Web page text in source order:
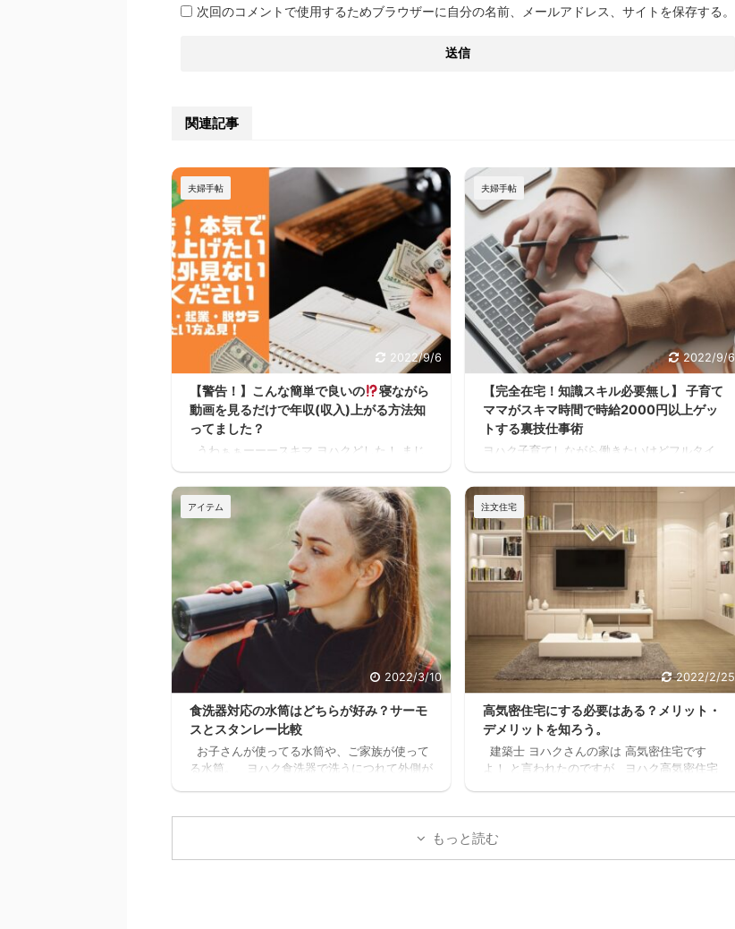
次回のコメントで使用するためブラウザーに自分の名前、メールアドレス、サイトを保存する。
関連記事
夫婦手帖
2022/9/6
【警告！】こんな簡単で良いの
寝ながら
動画を見るだけで年収(収入)上がる方法知
ってました？
うわぁぁーーースキマ ヨハクどした！ まじ
けば良かったーーー！スキマ ヨハクうるさい
なぁ。何の話？ 本当に無料で大丈夫か、何回
も確認したけど、間違いなく無料だったスキ
マ 11時間以上の無料セミナーが見れた上に、
どんどん、追加でセミナーが見れるんだけど
スキマ このセミナー、学生の頃に見たかった
なぁ これ見てたら、恐らく人生変わってたな
ぁスキマ 社会人になりたての時でも良かっ
た。 見てたらこんなに長く会社員やってなか
ったと思う。 もっと早くに独立して、 ...
夫婦手帖
2022/9/6
【完全在宅！知識スキル必要無し】 子育て
ママがスキマ時間で時給2000円以上ゲッ
トする裏技仕事術
ヨハク子育てしながら働きたいけどフルタイ
を建てる方には多いと思うんだよね。 住宅ロ
ーンが始まると支出が増えるし、老後の為に
も共働きの家庭が増えるよね・・・スキマ ヨ
ハク普通はパートに出たりして時給1,000円前
後の仕事を1日6時間位頑張って働いて、何と
か月10万位は稼げるかもしれないけど 肉体
的・精神的に疲労して夫婦喧嘩が増えたり、
子供や家族と接する時間が減ってしまったら
悲しいよね。何の為に働いてるんだろうっ
て。 でも例の 【時給2000 ...
アイテム
2022/3/10
食洗器対応の水筒はどちらが好み？サーモ
スとスタンレー比較
お子さんが使ってる水筒や、ご家族が使って
る水筒。 ヨハク食洗器で洗うにつれて外側が
目がとっても残念な事になります。 ヨハク我
が家の水筒も、食洗器で洗うにつれてどんど
注文住宅
2022/2/25
高気密住宅にする必要はある？メリット・
デメリットを知ろう。
建築士 ヨハクさんの家は 高気密住宅です
よ！ と言われたのですが ヨハク高気密住宅
かったです。 高気密住宅に少しでも興味のあ
る方。 時間がなく、スグにでも複数の会社か
もっと読む